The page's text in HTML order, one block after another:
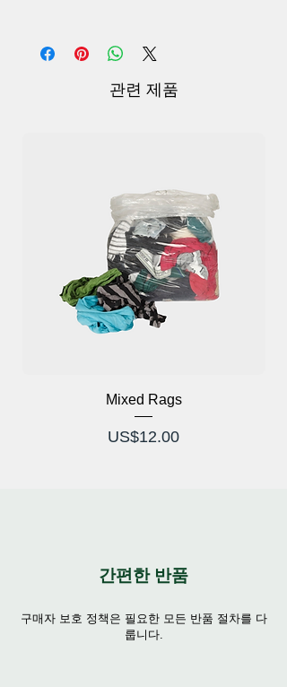
라 토끼 털 베레모로 스타일을 한층 높여보
제작된 이 모자는 어떤 의상에도 고급스러
타협 없는 편안함을 경험해 보세요. 당사의
여성용 베레모는 신축성 및 적응성을 갖도
록 디자인되어 대부분의 여성에게 꼭 맞고
편안한 핏을 보장합니다. 우리의 모자는 당
신에게 맞게 쉽게 조정되므로 사이즈에 대
한 걱정은 이제 그만입니다.
함, 럭셔리함을 한 아이템에 담아보세요!
관련 제품
Mixed Rags
가격
US$12.00
간편한 반품
구매자 보호 정책은 필요한 모든 반품 절차를 다
룹니다.